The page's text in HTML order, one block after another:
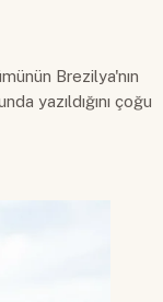
Brezilya'nın
yazıldığını çoğu